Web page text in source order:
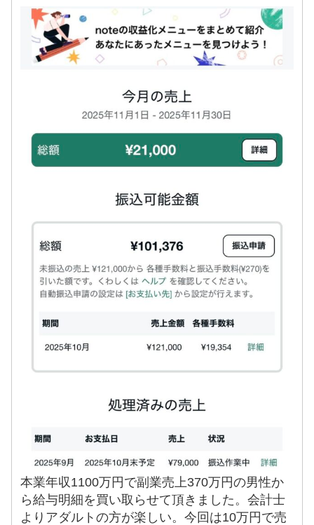
本業年収1100万円で副業売上370万円の男性か
ら給与明細を買い取らせて頂きました。会計士
よりアダルトの方が楽しい。今回は10万円で売